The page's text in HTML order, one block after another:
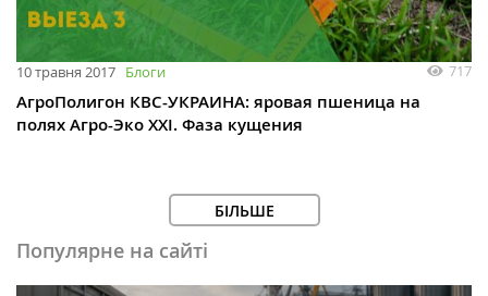
10 травня 2017 Блоги 717
АгроПолигон КВС-УКРАИНА: яровая пшеница на
полях Агро-Эко ХХI. Фаза кущения
БІЛЬШЕ
Популярне на сайті